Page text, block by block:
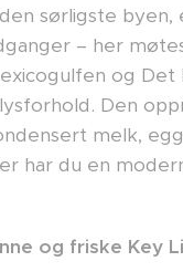
sørligste
– her
og Det
Den
melk,
har du en
og friske Key